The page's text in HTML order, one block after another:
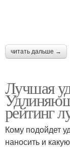
читать дальше →
Лучшая
рейтинг
Кому подойдет
наносить и